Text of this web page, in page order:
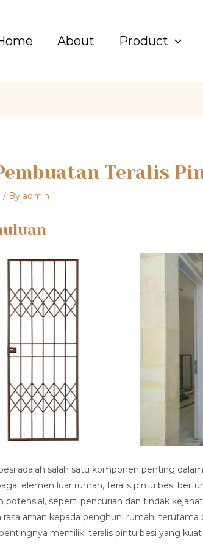
About Product
Teralis
/ By admin
adalah salah satu komponen penting
elemen luar rumah, teralis pintu besi
potensial, seperti pencurian dan tindak
aman kepada penghuni rumah,
memiliki teralis pintu besi yang